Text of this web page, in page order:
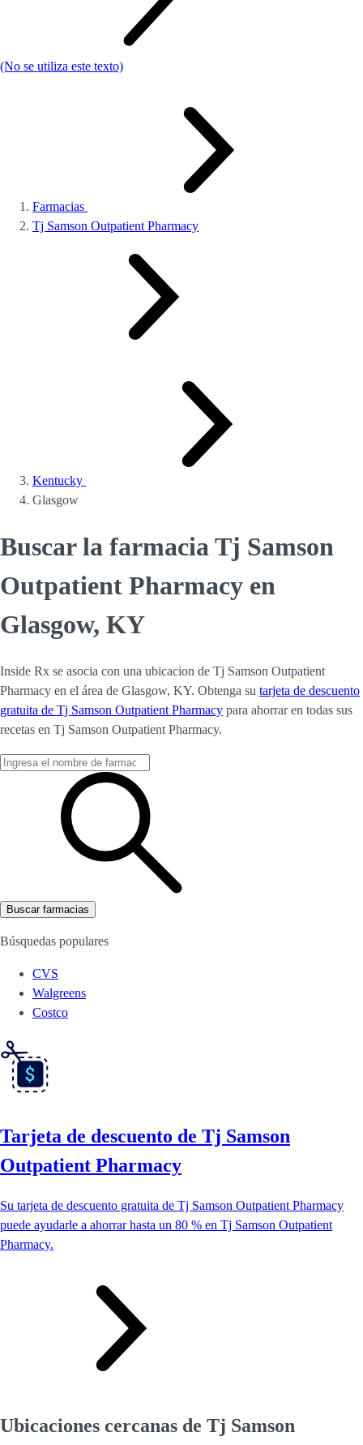
(No se utiliza este texto)
Farmacias
Tj Samson Outpatient Pharmacy
Kentucky
Glasgow
Buscar la farmacia Tj Samson
Outpatient Pharmacy en
Glasgow, KY
Inside Rx se asocia con una ubicacion de Tj Samson Outpatient
Pharmacy en el área de Glasgow, KY. Obtenga su tarjeta de descuento
gratuita de Tj Samson Outpatient Pharmacy para ahorrar en todas sus
recetas en Tj Samson Outpatient Pharmacy.
Buscar farmacias
Búsquedas populares
CVS
Walgreens
Costco
Tarjeta de descuento de Tj Samson
Outpatient Pharmacy
Su tarjeta de descuento gratuita de Tj Samson Outpatient Pharmacy
puede ayudarle a ahorrar hasta un 80 % en Tj Samson Outpatient
Pharmacy.
Ubicaciones cercanas de Tj Samson